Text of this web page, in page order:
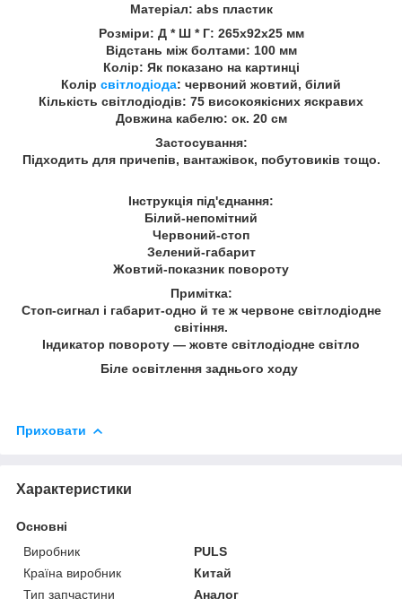
Матеріал: abs пластик
Розміри: Д * Ш * Г: 265x92x25 мм
Відстань між болтами: 100 мм
Колір: Як показано на картинці
Колір світлодіода: червоний жовтий, білий
Кількість світлодіодів: 75 високоякісних яскравих
Довжина кабелю: ок. 20 см
Застосування:
Підходить для причепів, вантажівок, побутовиків тощо.
Інструкція під'єднання:
Білий-непомітний
Червоний-стоп
Зелений-габарит
Жовтий-показник повороту
Примітка:
Стоп-сигнал і габарит-одно й те ж червоне світлодіодне
світіння.
Індикатор повороту — жовте світлодіодне світло
Біле освітлення заднього ходу
Приховати
Характеристики
Основні
Виробник
PULS
Країна виробник
Китай
Тип запчастини
Аналог